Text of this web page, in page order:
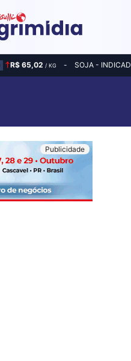
R$ 65,02 / KG SOJA -